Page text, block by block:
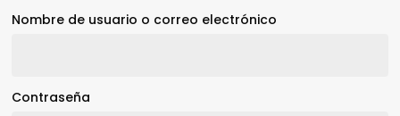
Nombre de usuario o correo electrónico
Contraseña